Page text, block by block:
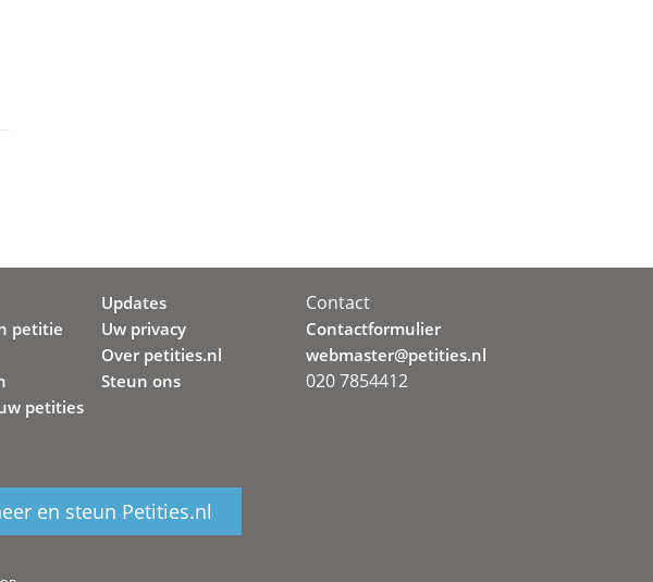
petitie
petities
Updates
Uw privacy
Over petities.nl
Steun ons
en steun Petities.nl
Contact
Contactformulier
webmaster@petities.nl
020 7854412